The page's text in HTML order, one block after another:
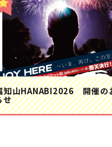
知山HANABI2026 開催の
せ